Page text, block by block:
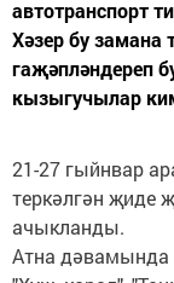
автотранспорт
Хәзер бу замана
гаҗәпләндереп
кызыгучылар
21-27 гыйнвар
теркәлгән җиде
ачыкланды.
Атна дәвамында